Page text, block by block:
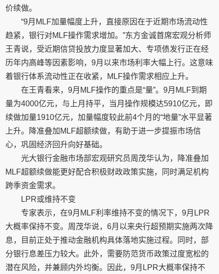
价续做。
“9月MLF加量幅度上升，直接原因在于近期市场流动性
趋紧，银行对MLF操作需求增加。”东方金诚首席宏观分析师
王青说，受近期信贷投放力度显著加大、专项债发行正在经
历年内高峰等因素影响，9月以来市场利率大幅上行。这意味
着银行体系流动性正在收紧，MLF操作需求相应上升。
在王青看来，9月MLF操作的重点是“量”。9月MLF到期
量为4000亿元，与上月持平，当月操作规模达5910亿元，即
续做加量1910亿元，加量幅度较此前4个月的“地量”水平显著
上升。降准叠加MLF超额续做，有助于进一步提振市场信
心，巩固经济回升向好基础。
光大银行金融市场部宏观研究员周茂华认为，降准叠加
MLF超额续做能更好配合积极财政政策实施，同时满足机构
跨季资金需求。
LPR或维持不变
专家表示，在9月MLF利率维持不变的情况下，9月LPR
大概率保持不变。周茂华说，6月以来央行超预期实施两次降
息，目前正处于推动金融机构具体落地实施过程。同时，部
分银行息差压力较大。此外，需要防范货币政策过度宽松的
潜在风险，并兼顾内外均衡。因此，9月LPR大概率保持不